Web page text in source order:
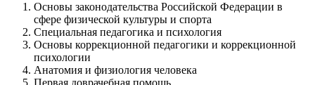
Основы законодательства Российской Федерации в
сфере физической культуры и спорта
Специальная педагогика и психология
Основы коррекционной педагогики и коррекционной
психологии
Анатомия и физиология человека
Первая доврачебная помощь